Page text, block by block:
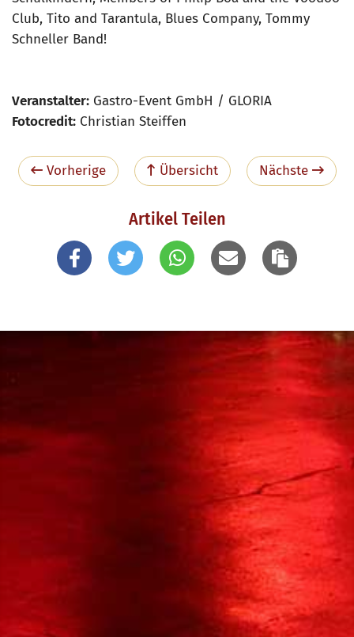
Club, Tito and Tarantula, Blues Company, Tommy
Schneller Band!
Veranstalter: Gastro-Event GmbH / GLORIA
Fotocredit: Christian Steiffen
Vorherige Übersicht Nächste
Artikel Teilen